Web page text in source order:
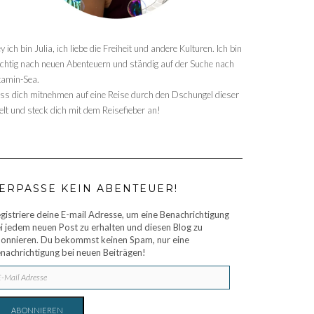
ich bin Julia, ich liebe die Freiheit und andere Kulturen. Ich bin
nach neuen Abenteuern und ständig auf der Suche nach
Sea.
dich mitnehmen auf eine Reise durch den Dschungel dieser
und steck dich mit dem Reisefieber an!
KEIN ABENTEUER!
deine E-mail Adresse, um eine Benachrichtigung
jedem neuen Post zu erhalten und diesen Blog zu
Du bekommst keinen Spam, nur eine
bei neuen Beiträgen!
ABONNIEREN